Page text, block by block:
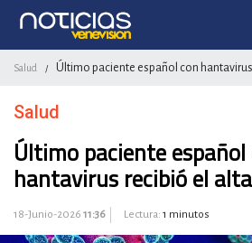
Salud / Último paciente español con
Salud
Último paciente español
hantavirus recibió el
18-Junio-2026 11:36 Lectura: 1 minutos